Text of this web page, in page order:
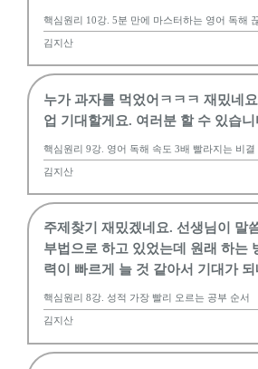
핵심원리 10강. 5분 만에 마스터하는 영어 독해
김지산
누가 과자를 먹었어ㅋㅋㅋ 재밌네
업 기대할게요. 여러분 할 수 있습니
핵심원리 9강. 영어 독해 속도 3배 빨라지는 비결
김지산
주제찾기 재밌겠네요. 선생님이 말
부법으로 하고 있었는데 원래 하는
력이 빠르게 늘 것 같아서 기대가 되
핵심원리 8강. 성적 가장 빨리 오르는 공부 순서
김지산